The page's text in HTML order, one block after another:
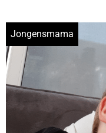
Jongensmama